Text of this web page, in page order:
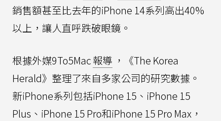
銷售額甚至比去年的iPhone 14系列高出40%
以上，讓人直呼跌破眼鏡。
根據外媒9To5Mac報導 ，《The Korea
Herald》整理了來自多家公司的研究數據。
新iPhone系列包括iPhone 15、iPhone 15
Plus、iPhone 15 Pro和iPhone 15 Pro Max，